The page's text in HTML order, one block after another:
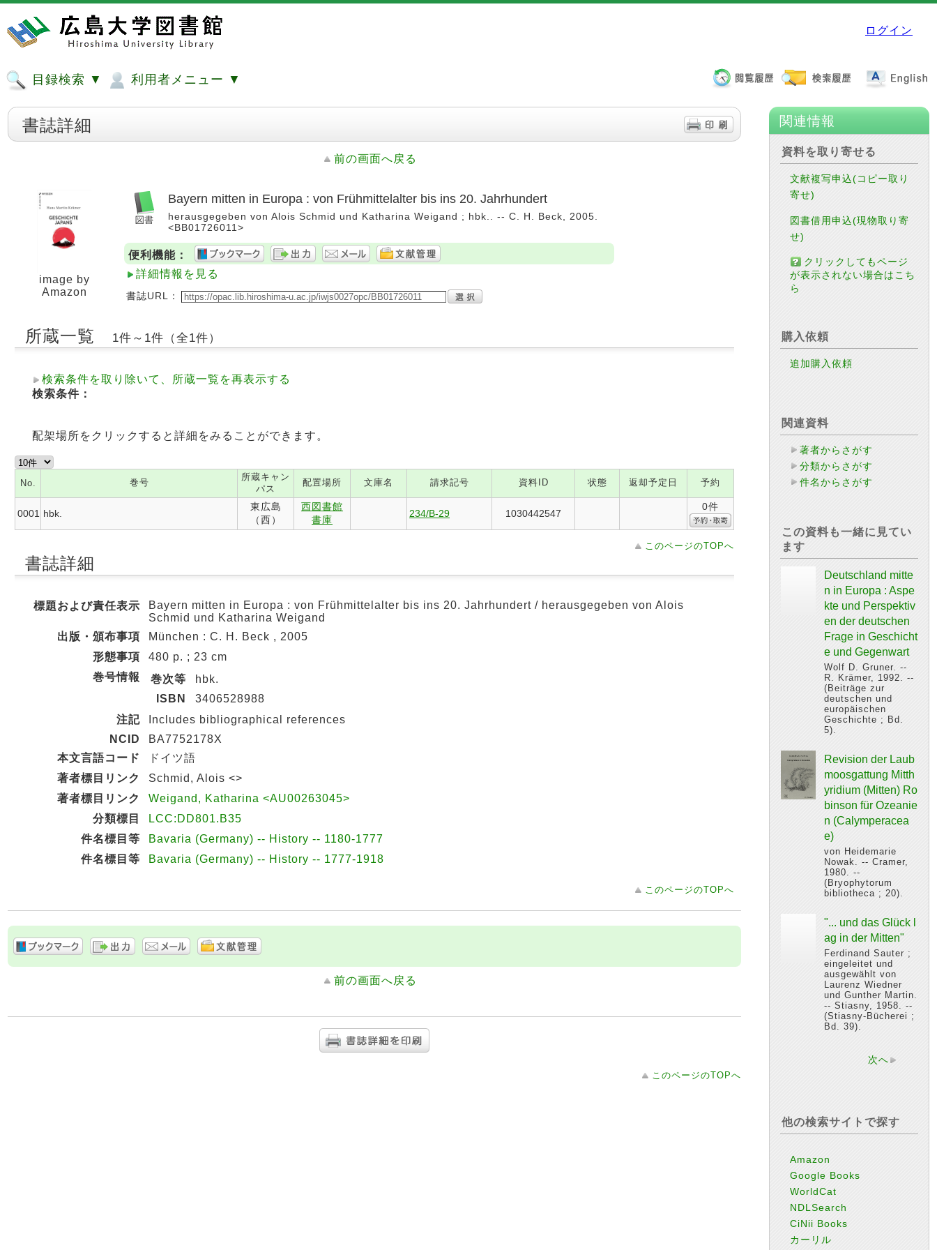
ログイン
目録検索 ▼ 利用者メニュー ▼
書誌詳細
前の画面へ戻る
image by
Amazon
Bayern mitten in Europa : von Frühmittelalter bis ins 20. Jahrhundert
herausgegeben von Alois Schmid und Katharina Weigand ; hbk.. -- C. H. Beck, 2005.
<BB01726011>
便利機能：
詳細情報を見る
書誌URL：
所蔵一覧 1件～1件（全1件）
検索条件を取り除いて、所蔵一覧を再表示する
検索条件：
配架場所をクリックすると詳細をみることができます。
No. 巻号
所蔵キャン
パス
配置場所 文庫名 請求記号 資料ID 状態 返却予定日 予約
0001 hbk.
東広島
（西）
西図書館
書庫
234/B-29 1030442547
0件
このページのTOPへ
書誌詳細
標題および責任表示
Bayern mitten in Europa : von Frühmittelalter bis ins 20. Jahrhundert / herausgegeben von Alois
Schmid und Katharina Weigand
出版・頒布事項
München : C. H. Beck , 2005
形態事項
480 p. ; 23 cm
巻号情報
巻次等
hbk.
ISBN
3406528988
注記
Includes bibliographical references
NCID
BA7752178X
本文言語コード
ドイツ語
著者標目リンク
Schmid, Alois <>
著者標目リンク
Weigand, Katharina <AU00263045>
分類標目
LCC:DD801.B35
件名標目等
Bavaria (Germany) -- History -- 1180-1777
件名標目等
Bavaria (Germany) -- History -- 1777-1918
このページのTOPへ
前の画面へ戻る
このページのTOPへ
関連情報
資料を取り寄せる
文献複写申込(コピー取り
寄せ)
図書借用申込(現物取り寄
せ)
クリックしてもページ
が表示されない場合はこち
ら
購入依頼
追加購入依頼
関連資料
著者からさがす
分類からさがす
件名からさがす
この資料も一緒に見てい
ます
Deutschland mitte
n in Europa : Aspe
kte und Perspektiv
en der deutschen
Frage in Geschicht
e und Gegenwart
Wolf D. Gruner. --
R. Krämer, 1992. --
(Beiträge zur
deutschen und
europäischen
Geschichte ; Bd.
5).
Revision der Laub
moosgattung Mitth
yridium (Mitten) Ro
binson für Ozeanie
n (Calymperacea
e)
von Heidemarie
Nowak. -- Cramer,
1980. --
(Bryophytorum
bibliotheca ; 20).
"... und das Glück l
ag in der Mitten"
Ferdinand Sauter ;
eingeleitet und
ausgewählt von
Laurenz Wiedner
und Gunther Martin.
-- Stiasny, 1958. --
(Stiasny-Bücherei ;
Bd. 39).
次へ
他の検索サイトで探す
Amazon
Google Books
WorldCat
NDLSearch
CiNii Books
カーリル